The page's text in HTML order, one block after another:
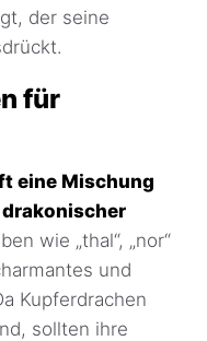
der seine
für
eine Mischung
drakonischer
wie „thal“, „nor“
und
Kupferdrachen
sollten ihre